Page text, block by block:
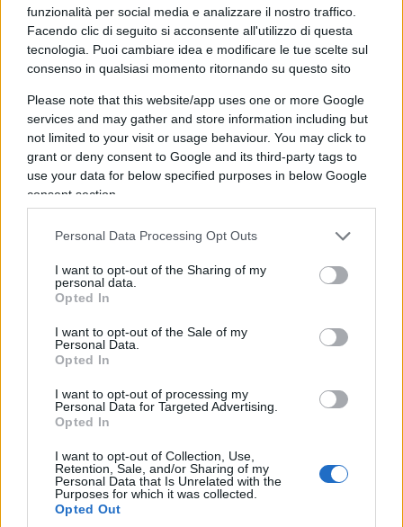
funzionalità per social media e analizzare il nostro traffico.
Facendo clic di seguito si acconsente all'utilizzo di questa
tecnologia. Puoi cambiare idea e modificare le tue scelte sul
consenso in qualsiasi momento ritornando su questo sito
Please note that this website/app uses one or more Google
services and may gather and store information including but
not limited to your visit or usage behaviour. You may click to
grant or deny consent to Google and its third-party tags to
use your data for below specified purposes in below Google
consent section.
Personal Data Processing Opt Outs
I want to opt-out of the Sharing of my
personal data.
Opted In
I want to opt-out of the Sale of my
Personal Data.
Opted In
I want to opt-out of processing my
Personal Data for Targeted Advertising.
Opted In
I want to opt-out of Collection, Use,
Retention, Sale, and/or Sharing of my
Personal Data that Is Unrelated with the
Purposes for which it was collected.
Opted Out
In alcune immagini comparirebbe anche il ritratto
Dalal Mughrabimilitante palestinese coinvolta
nell’attentato della strada costiera del 1978 in
Israele, nel quale furono uccise 38 persone, tra cui
13 bambini.
La vicenda è stata segnalata sui social da alcuni
visitatori presenti a Mauthausen. Secondo quanto
riportato, una donna avrebbe contestato ai ragazzi
la scelta di esibire quei simboli proprio all’interno